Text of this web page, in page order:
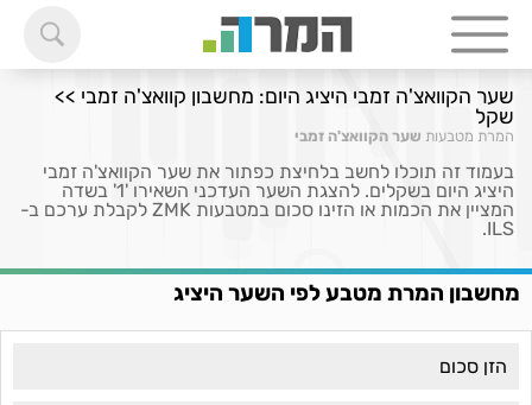
שער הקוואצ'ה זמבי היציג היום: מחשבון קוואצ'ה זמבי >>
שקל
המרת מטבעות שער הקוואצ'ה זמבי
בעמוד זה תוכלו לחשב בלחיצת כפתור את שער הקוואצ'ה זמבי
היציג היום בשקלים. להצגת השער העדכני השאירו '1' בשדה
המציין את הכמות או הזינו סכום במטבעות ZMK לקבלת ערכם ב-
ILS.
מחשבון המרת מטבע לפי השער היציג